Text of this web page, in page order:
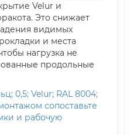
Velur и
Это снижает
видимых
и места
нагрузка не
продольные
0,5; Velur; RAL 8004;
сопоставьте
и рабочую